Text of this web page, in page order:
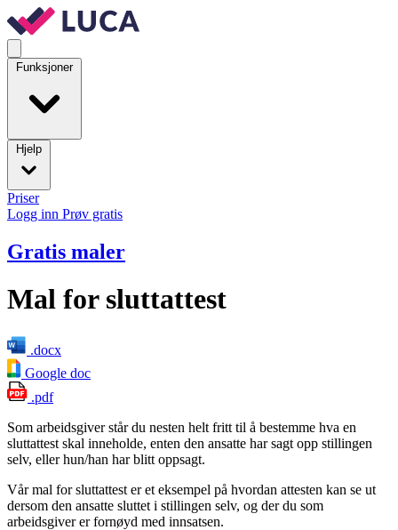
Funksjoner
Hjelp
Priser
Logg inn Prøv gratis
Gratis maler
Mal for sluttattest
.docx
Google doc
.pdf
Som arbeidsgiver står du nesten helt fritt til å bestemme hva en
sluttattest skal inneholde, enten den ansatte har sagt opp stillingen
selv, eller hun/han har blitt oppsagt.
Vår mal for sluttattest er et eksempel på hvordan attesten kan se ut
dersom den ansatte sluttet i stillingen selv, og der du som
arbeidsgiver er fornøyd med innsatsen.